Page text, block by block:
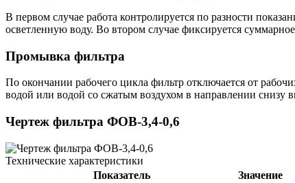
В первом случае работа контролируется по разности
осветленную воду. Во втором случае фиксируется
Промывка фильтра
По окончании рабочего цикла фильтр отключается от
водой или водой со сжатым воздухом в направлении снизу
Чертеж фильтра ФОВ-3,4-0,6
Технические характеристики
Показатель
Значение